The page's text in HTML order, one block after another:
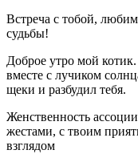
Встреча с тобой,
судьбы!
Доброе утро мой
вместе с лучиком
щеки и разбудил тебя.
Женственность
жестами, с твоим
взглядом